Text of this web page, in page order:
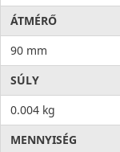
ÁTMÉRŐ
90 mm
SÚLY
0.004 kg
MENNYISÉG